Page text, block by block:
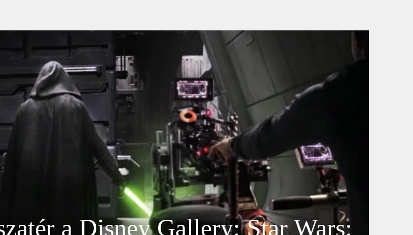
a Disney Gallery: Star Wars: